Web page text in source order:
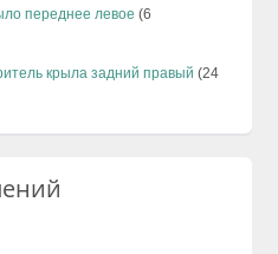
переднее левое (6
крыла задний правый (24